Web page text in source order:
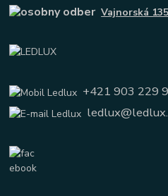
Vajnorská 135
+421 903 229